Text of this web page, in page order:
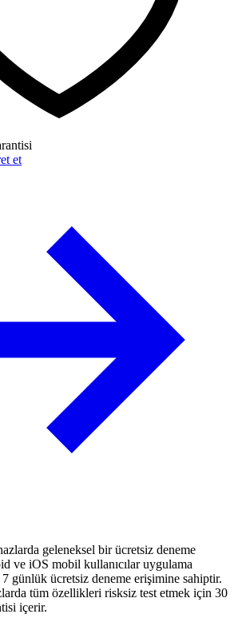
et
geleneksel bir ücretsiz deneme
ve iOS mobil kullanıcılar uygulama
7 günlük ücretsiz deneme erişimine sahiptir.
tüm özellikleri risksiz test etmek için 30
içerir.